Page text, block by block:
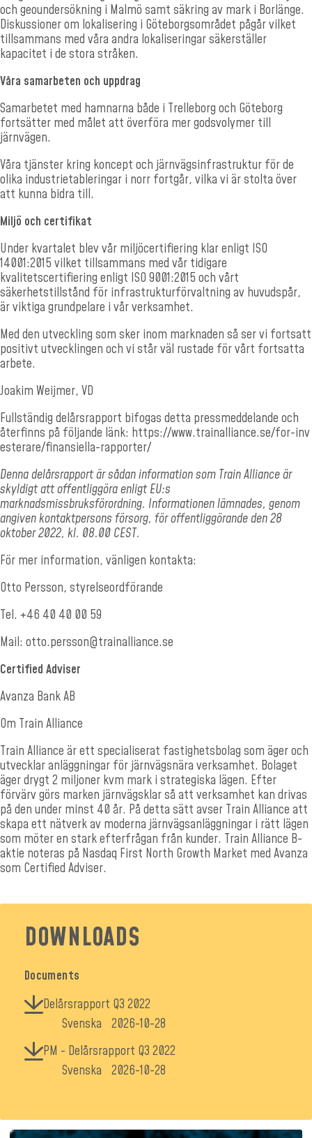
och geoundersökning i Malmö samt säkring av mark i Borlänge.
Diskussioner om lokalisering i Göteborgsområdet pågår vilket
tillsammans med våra andra lokaliseringar säkerställer
kapacitet i de stora stråken.
Våra samarbeten och uppdrag
Samarbetet med hamnarna både i Trelleborg och Göteborg
fortsätter med målet att överföra mer godsvolymer till
järnvägen.
Våra tjänster kring koncept och järnvägsinfrastruktur för de
olika industrietableringar i norr fortgår, vilka vi är stolta över
att kunna bidra till.
Miljö och certifikat
Under kvartalet blev vår miljöcertifiering klar enligt ISO
14001:2015 vilket tillsammans med vår tidigare
kvalitetscertifie­ring enligt ISO 9001:2015 och vårt
säkerhetstillstånd för infra­strukturförvaltning av huvudspår,
är viktiga grundpelare i vår verksamhet.
Med den utveckling som sker inom marknaden så ser vi fortsatt
positivt utvecklingen och vi står väl rustade för vårt fortsatta
arbete.
Joakim Weijmer, VD
Fullständig delårsrapport bifogas detta pressmeddelande och
återfinns på följande länk: https://www.trainalliance.se/for-inv
esterare/finansiella-rapporter/
Denna delårsrapport är sådan information som Train Alliance är
skyldigt att offentliggöra enligt EU:s
marknadsmissbruksförordning. Informationen lämnades, genom
angiven kontaktpersons försorg, för offentliggörande den 28
oktober 2022, kl. 08.00 CEST.
För mer information, vänligen kontakta:
Otto Persson, styrelseordförande
Tel. +46 40 40 00 59
Mail: otto.persson@trainalliance.se
Certified Adviser
Avanza Bank AB
Om Train Alliance
Train Alliance är ett specialiserat fastighetsbolag som äger och
utvecklar anläggningar för järnvägsnära verksamhet. Bolaget
äger drygt 2 miljoner kvm mark i strategiska lägen. Efter
förvärv görs marken järnvägsklar så att verksamhet kan drivas
på den under minst 40 år. På detta sätt avser Train Alliance att
skapa ett nätverk av moderna järnvägsanläggningar i rätt lägen
som möter en stark efterfrågan från kunder. Train Alliance B-
aktie noteras på Nasdaq First North Growth Market med Avanza
som Certified Adviser.
DOWNLOADS
Documents
Delårsrapport Q3 2022
Svenska 2026-10-28
PM - Delårsrapport Q3 2022
Svenska 2026-10-28